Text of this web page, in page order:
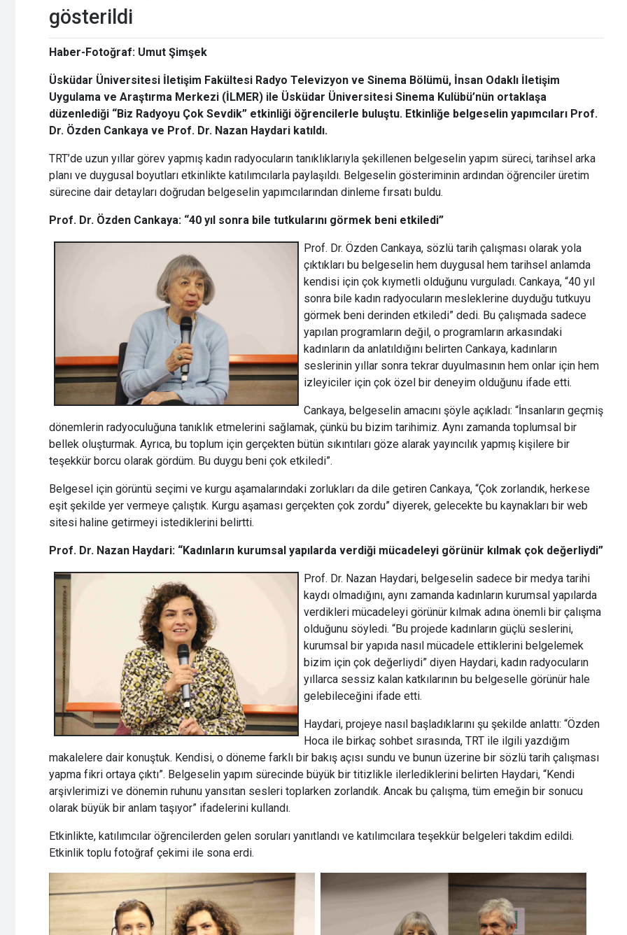
gösterildi
Haber-Fotoğraf: Umut Şimşek
Üsküdar Üniversitesi İletişim Fakültesi Radyo Televizyon ve Sinema Bölümü, İnsan Odaklı İletişim
Uygulama ve Araştırma Merkezi (İLMER) ile Üsküdar Üniversitesi Sinema Kulübü’nün ortaklaşa
düzenlediği “Biz Radyoyu Çok Sevdik” etkinliği öğrencilerle buluştu. Etkinliğe belgeselin yapımcıları Prof.
Dr. Özden Cankaya ve Prof. Dr. Nazan Haydari katıldı.
TRT’de uzun yıllar görev yapmış kadın radyocuların tanıklıklarıyla şekillenen belgeselin yapım süreci, tarihsel arka
planı ve duygusal boyutları etkinlikte katılımcılarla paylaşıldı. Belgeselin gösteriminin ardından öğrenciler üretim
sürecine dair detayları doğrudan belgeselin yapımcılarından dinleme fırsatı buldu.
Prof. Dr. Özden Cankaya: “40 yıl sonra bile tutkularını görmek beni etkiledi”
Prof. Dr. Özden Cankaya, sözlü tarih çalışması olarak yola
çıktıkları bu belgeselin hem duygusal hem tarihsel anlamda
kendisi için çok kıymetli olduğunu vurguladı. Cankaya, “40 yıl
sonra bile kadın radyocuların mesleklerine duyduğu tutkuyu
görmek beni derinden etkiledi” dedi. Bu çalışmada sadece
yapılan programların değil, o programların arkasındaki
kadınların da anlatıldığını belirten Cankaya, kadınların
seslerinin yıllar sonra tekrar duyulmasının hem onlar için hem
izleyiciler için çok özel bir deneyim olduğunu ifade etti.
Cankaya, belgeselin amacını şöyle açıkladı: “İnsanların geçmiş
dönemlerin radyoculuğuna tanıklık etmelerini sağlamak, çünkü bu bizim tarihimiz. Aynı zamanda toplumsal bir
bellek oluşturmak. Ayrıca, bu toplum için gerçekten bütün sıkıntıları göze alarak yayıncılık yapmış kişilere bir
teşekkür borcu olarak gördüm. Bu duygu beni çok etkiledi”.
Belgesel için görüntü seçimi ve kurgu aşamalarındaki zorlukları da dile getiren Cankaya, “Çok zorlandık, herkese
eşit şekilde yer vermeye çalıştık. Kurgu aşaması gerçekten çok zordu” diyerek, gelecekte bu kaynakları bir web
sitesi haline getirmeyi istediklerini belirtti.
Prof. Dr. Nazan Haydari: “Kadınların kurumsal yapılarda verdiği mücadeleyi görünür kılmak çok değerliydi”
Prof. Dr. Nazan Haydari, belgeselin sadece bir medya tarihi
kaydı olmadığını, aynı zamanda kadınların kurumsal yapılarda
verdikleri mücadeleyi görünür kılmak adına önemli bir çalışma
olduğunu söyledi. “Bu projede kadınların güçlü seslerini,
kurumsal bir yapıda nasıl mücadele ettiklerini belgelemek
bizim için çok değerliydi” diyen Haydari, kadın radyocuların
yıllarca sessiz kalan katkılarının bu belgeselle görünür hale
gelebileceğini ifade etti.
Haydari, projeye nasıl başladıklarını şu şekilde anlattı: “Özden
Hoca ile birkaç sohbet sırasında, TRT ile ilgili yazdığım
makalelere dair konuştuk. Kendisi, o döneme farklı bir bakış açısı sundu ve bunun üzerine bir sözlü tarih çalışması
yapma fikri ortaya çıktı”. Belgeselin yapım sürecinde büyük bir titizlikle ilerlediklerini belirten Haydari, “Kendi
arşivlerimizi ve dönemin ruhunu yansıtan sesleri toplarken zorlandık. Ancak bu çalışma, tüm emeğin bir sonucu
olarak büyük bir anlam taşıyor” ifadelerini kullandı.
Etkinlikte, katılımcılar öğrencilerden gelen soruları yanıtlandı ve katılımcılara teşekkür belgeleri takdim edildi.
Etkinlik toplu fotoğraf çekimi ile sona erdi.